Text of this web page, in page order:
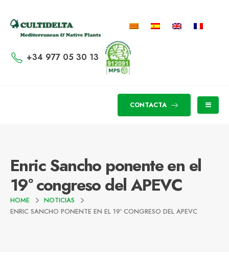
+34 977 05 30 13
CONTACTA
Enric Sancho ponente en el
19º congreso del APEVC
HOME
NOTICIAS
ENRIC SANCHO PONENTE EN EL 19º CONGRESO DEL APEVC